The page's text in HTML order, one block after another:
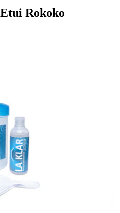
Etui Rokoko